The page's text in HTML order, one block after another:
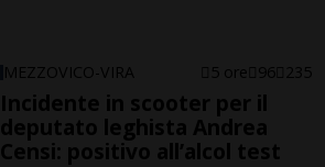
MEZZOVICO-VIRA 5 ore 96 235
Incidente in scooter per il
deputato leghista Andrea
Censi: positivo all’alcol test